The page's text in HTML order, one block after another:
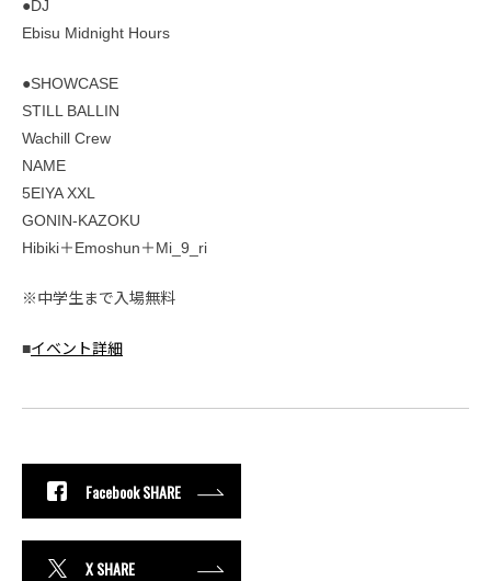
●DJ
Ebisu Midnight Hours
●SHOWCASE
STILL BALLIN
Wachill Crew
NAME
5EIYA XXL
GONIN-KAZOKU
Hibiki＋Emoshun＋Mi_9_ri
※中学生まで入場無料
■イベント詳細
Facebook SHARE
X SHARE